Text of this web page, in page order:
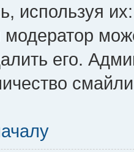
используя
его.